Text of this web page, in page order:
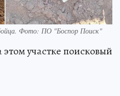
Фото: ПО "Боспор Поиск"
участке поисковый